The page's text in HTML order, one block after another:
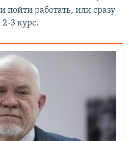
работать, или сразу
3 курс.